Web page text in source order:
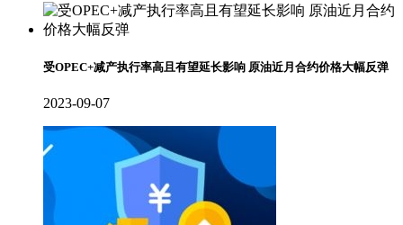
受OPEC+减产执行率高且有望延长影响 原油近月合约价格大幅反弹
2023-09-07